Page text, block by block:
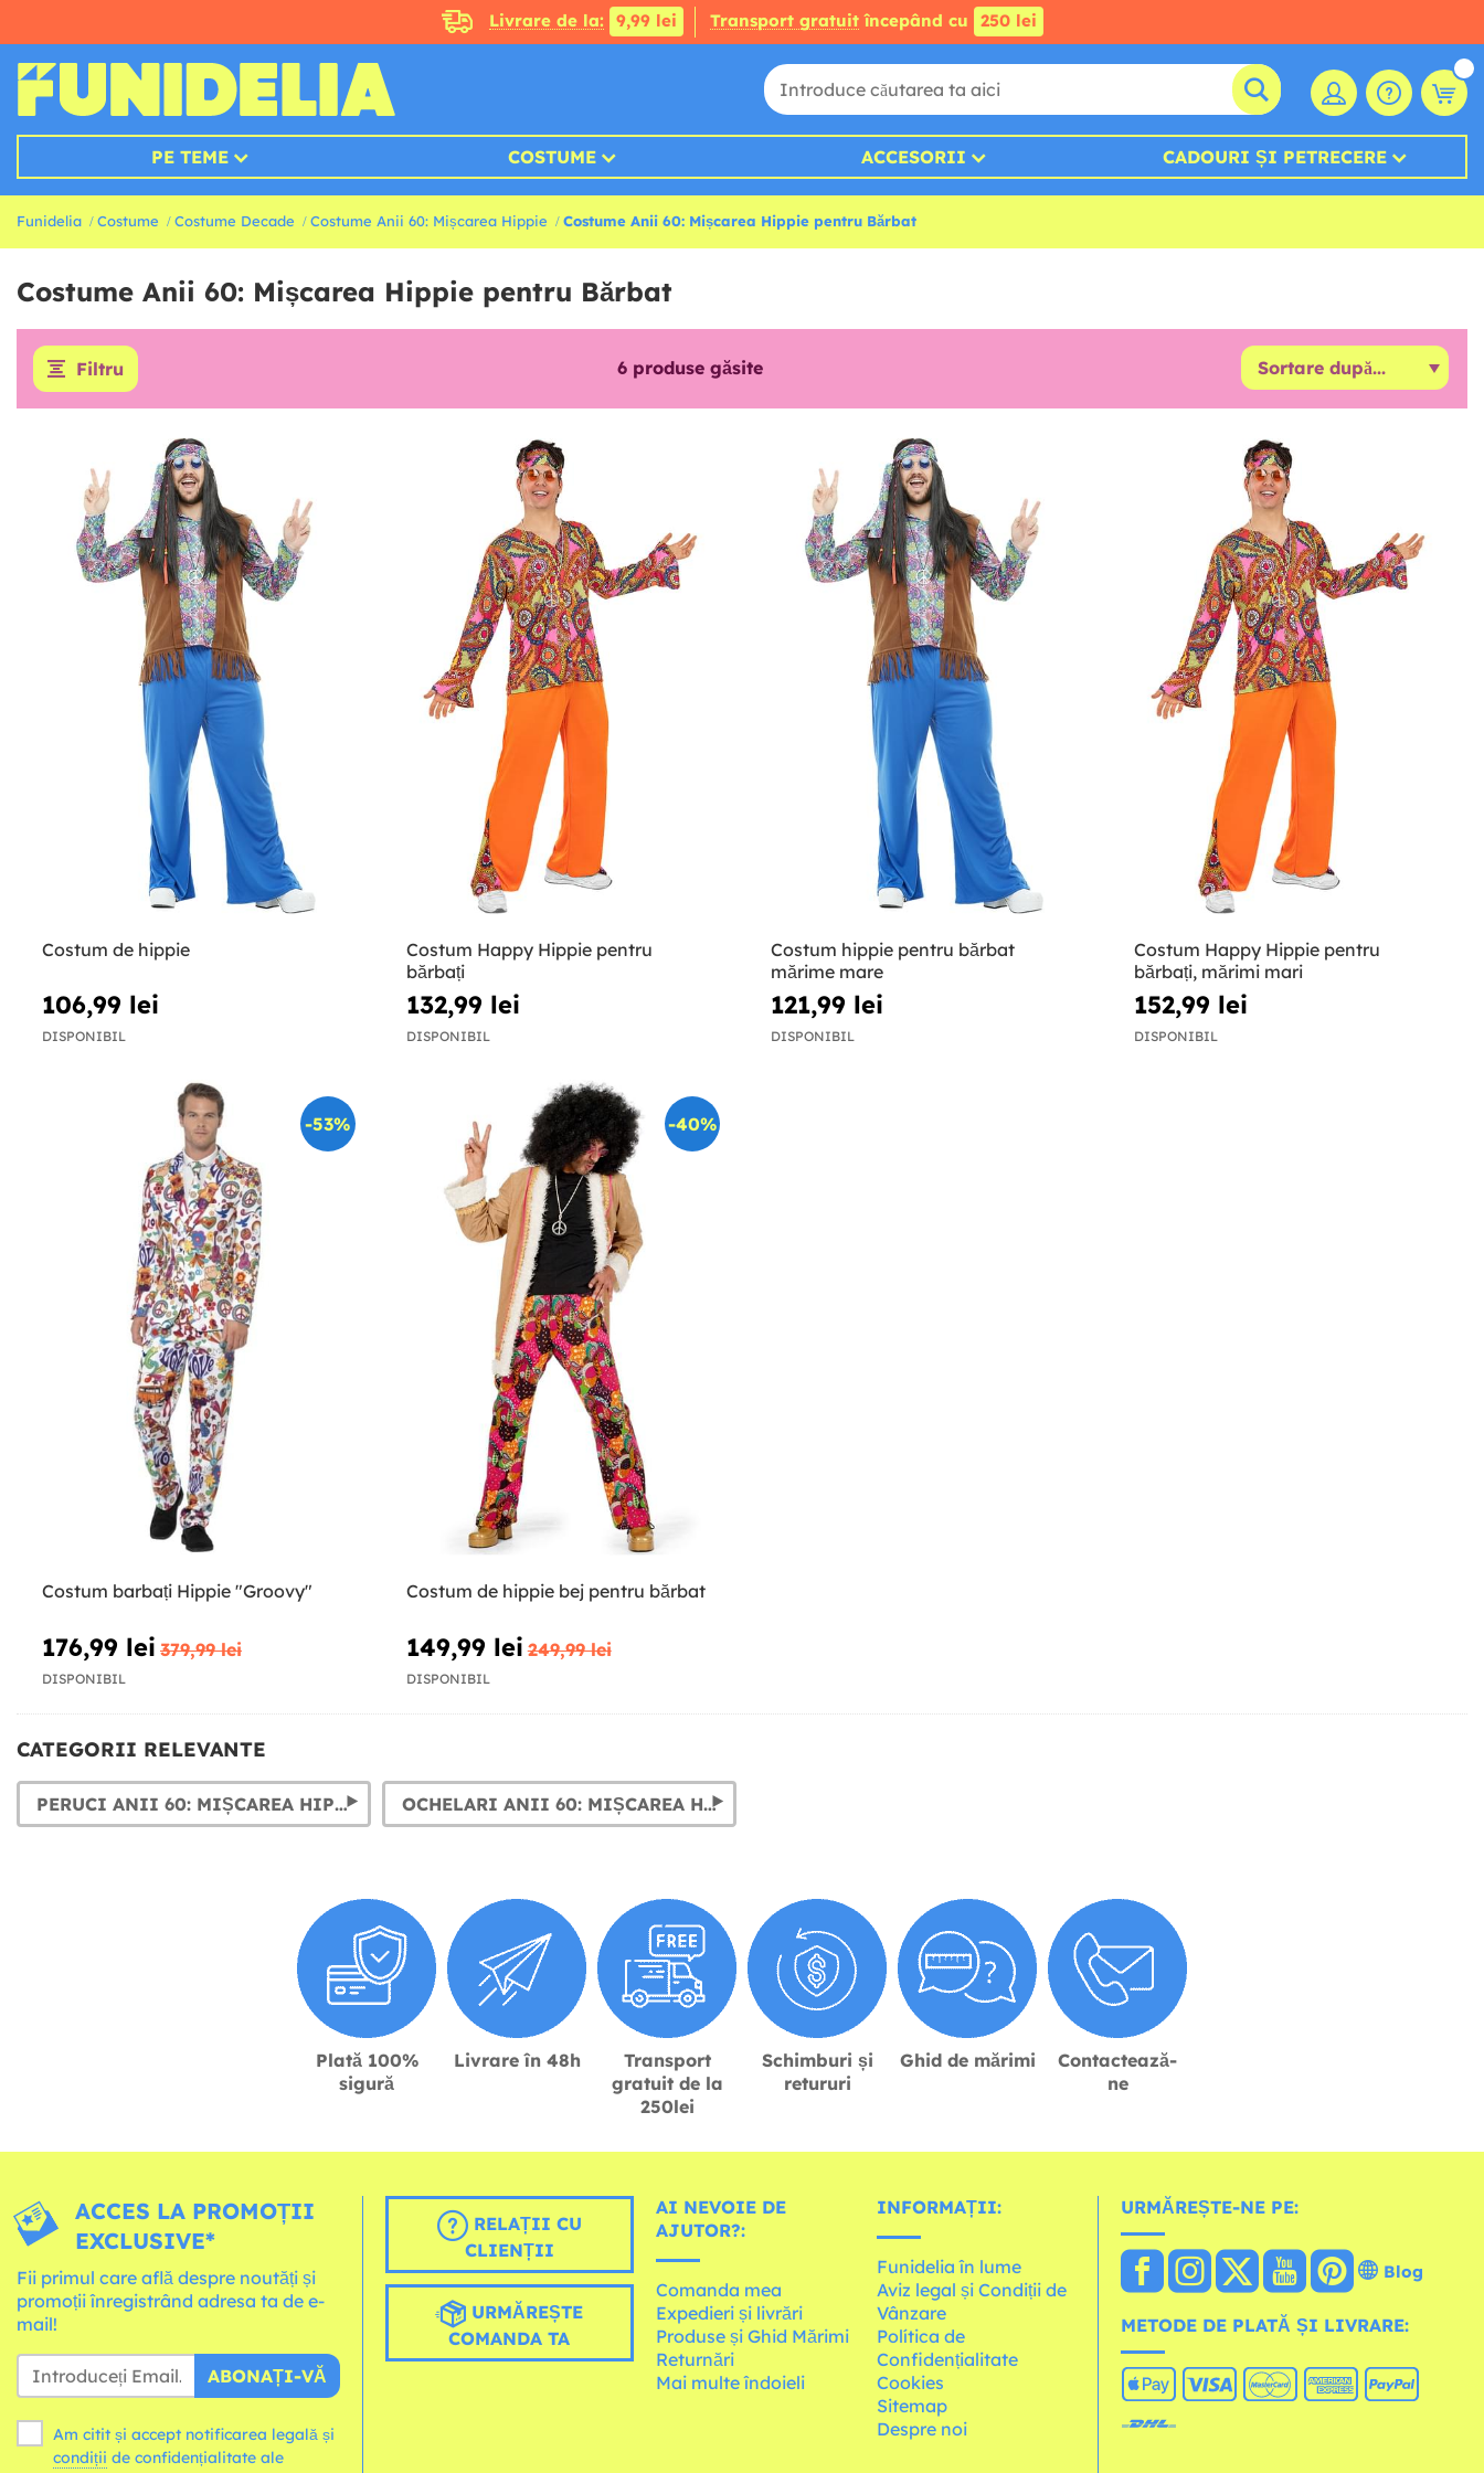
Livrare de la: 9,99 lei Transport gratuitîncepând cu 250 lei
PE TEME COSTUME ACCESORII CADOURI ȘI PETRECERE
Funidelia Costume Costume Decade Costume Anii 60: Mișcarea Hippie Costume Anii 60: Mișcarea Hippie pentru Bărbat
Costume Anii 60: Mișcarea Hippie pentru Bărbat
Filtru 6produse găsite
Costum de hippie
106,99 lei
DISPONIBIL
Costum Happy Hippie pentru
bărbați
132,99 lei
DISPONIBIL
Costum hippie pentru bărbat
mărime mare
121,99 lei
DISPONIBIL
Costum Happy Hippie pentru
bărbați, mărimi mari
152,99 lei
DISPONIBIL
-53%
Costum barbați Hippie "Groovy"
176,99 lei 379,99 lei
DISPONIBIL
-40%
Costum de hippie bej pentru bărbat
149,99 lei 249,99 lei
DISPONIBIL
CATEGORII RELEVANTE
PERUCI ANII 60: MIȘCAREA HIPPIE OCHELARI ANII 60: MIȘCAREA HIPPIE
Plată 100%
sigură
Livrare în 48h
Transport
gratuit de la
250lei
Schimburi și
retururi
Ghid de mărimi
Contactează-
ne
ACCES LA PROMOȚII
EXCLUSIVE*
Fii primul care află despre noutăți și
promoții înregistrând adresa ta de e-
mail!
ABONAȚI-VĂ
Am citit și accept notificarea legală și
condiții
RELAȚII CU
CLIENȚII
URMĂREȘTE
COMANDA TA
AI NEVOIE DE
AJUTOR?:
Comanda mea
Expedieri și livrări
Produse și Ghid Mărimi
Returnări
Mai multe îndoieli
INFORMAȚII:
Funidelia în lume
Aviz legal și Condiții de
Vânzare
Política de
Confidențialitate
Cookies
Sitemap
Despre noi
URMĂREȘTE-NE PE:
Blog
METODE DE PLATĂ ȘI LIVRARE: